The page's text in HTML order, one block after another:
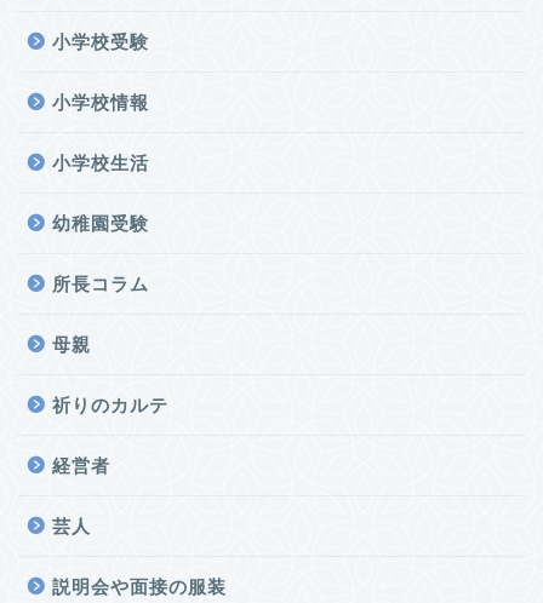
小学校受験
小学校情報
小学校生活
幼稚園受験
所長コラム
母親
祈りのカルテ
経営者
芸人
説明会や面接の服装